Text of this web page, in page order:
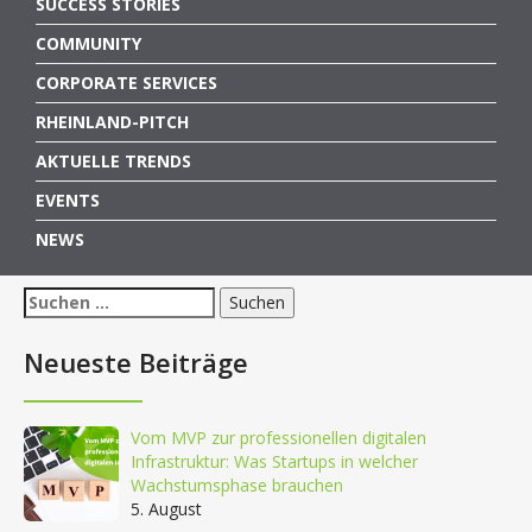
SUCCESS STORIES
COMMUNITY
CORPORATE SERVICES
RHEINLAND-PITCH
AKTUELLE TRENDS
EVENTS
NEWS
Suchen
nach:
Neueste Beiträge
Vom MVP zur professionellen digitalen
Infrastruktur: Was Startups in welcher
Wachstumsphase brauchen
5. August